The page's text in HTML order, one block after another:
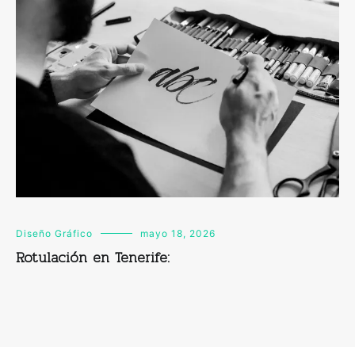
Diseño Gráfico mayo 18, 2026
Rotulación en Tenerife: